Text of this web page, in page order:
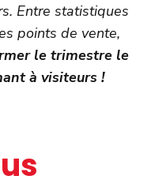
Entre statistiques
points de vente,
le trimestre le
à visiteurs !